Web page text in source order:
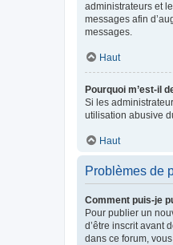
administrateurs et
messages afin
messages.
Haut
Pourquoi m’est-il
Si les
utilisation abusive
Haut
Problèmes de
Comment puis-je
Pour publier un
d’être inscrit avant
dans ce forum,